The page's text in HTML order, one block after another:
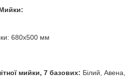
680х500 мм
мийки, 7 базових: Білий, Авена,